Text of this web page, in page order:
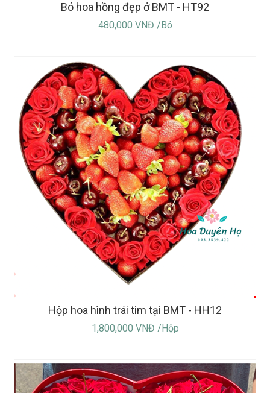
Bó hoa hồng đẹp ở BMT - HT92
480,000 VNĐ /Bó
Hộp hoa hình trái tim tại BMT - HH12
1,800,000 VNĐ /Hộp